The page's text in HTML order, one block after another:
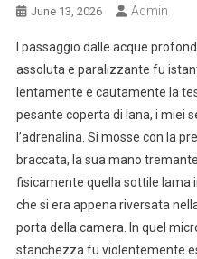
June 13, 2026 Admin
l passaggio dalle acque
assoluta e paralizzante fu
lentamente e cautamente la
pesante coperta di lana, i miei
l’adrenalina. Si mosse con la
braccata, la sua mano
fisicamente quella sottile lama
che si era appena riversata
porta della camera. In quel
stanchezza fu violentemente